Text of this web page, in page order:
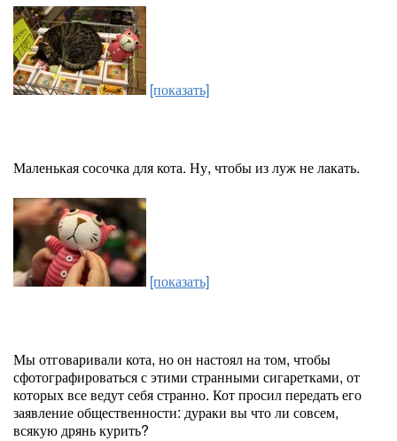
[показать]
Маленькая сосочка для кота. Ну, чтобы из луж не лакать.
[показать]
Мы отговаривали кота, но он настоял на том, чтобы
сфотографироваться с этими странными сигаретками, от
которых все ведут себя странно. Кот просил передать его
заявление общественности: дураки вы что ли совсем,
всякую дрянь курить?